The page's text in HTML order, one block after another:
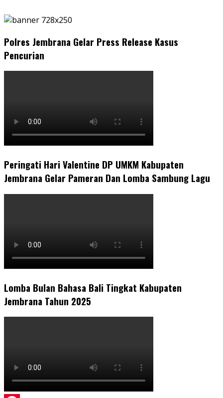
Polres Jembrana Gelar Press Release Kasus
Pencurian
Peringati Hari Valentine DP UMKM Kabupaten
Jembrana Gelar Pameran Dan Lomba Sambung Lagu
Lomba Bulan Bahasa Bali Tingkat Kabupaten
Jembrana Tahun 2025